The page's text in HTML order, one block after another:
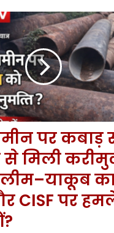
पर कबाड़
मिली
पर